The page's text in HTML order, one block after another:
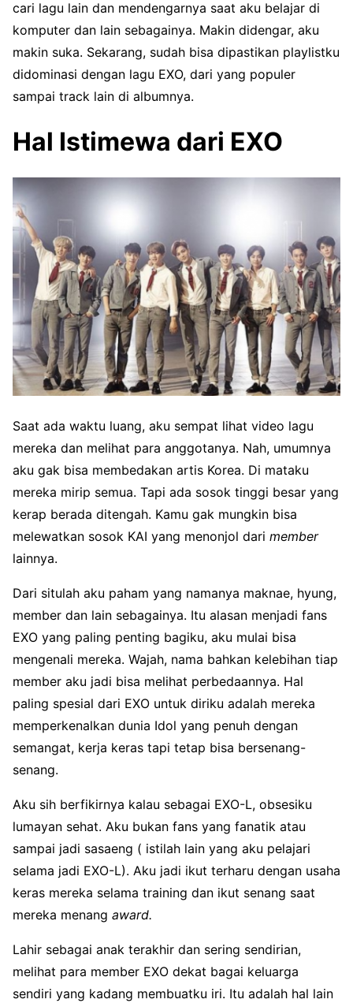
cari lagu lain dan mendengarnya saat aku belajar di
komputer dan lain sebagainya. Makin didengar, aku
makin suka. Sekarang, sudah bisa dipastikan playlistku
didominasi dengan lagu EXO, dari yang populer
sampai track lain di albumnya.
Hal Istimewa dari EXO
Saat ada waktu luang, aku sempat lihat video lagu
mereka dan melihat para anggotanya. Nah, umumnya
aku gak bisa membedakan artis Korea. Di mataku
mereka mirip semua. Tapi ada sosok tinggi besar yang
kerap berada ditengah. Kamu gak mungkin bisa
melewatkan sosok KAI yang menonjol dari member
lainnya.
Dari situlah aku paham yang namanya maknae, hyung,
member dan lain sebagainya. Itu alasan menjadi fans
EXO yang paling penting bagiku, aku mulai bisa
mengenali mereka. Wajah, nama bahkan kelebihan tiap
member aku jadi bisa melihat perbedaannya. Hal
paling spesial dari EXO untuk diriku adalah mereka
memperkenalkan dunia Idol yang penuh dengan
semangat, kerja keras tapi tetap bisa bersenang-
senang.
Aku sih berfikirnya kalau sebagai EXO-L, obsesiku
lumayan sehat. Aku bukan fans yang fanatik atau
sampai jadi sasaeng ( istilah lain yang aku pelajari
selama jadi EXO-L). Aku jadi ikut terharu dengan usaha
keras mereka selama training dan ikut senang saat
mereka menang award.
Lahir sebagai anak terakhir dan sering sendirian,
melihat para member EXO dekat bagai keluarga
sendiri yang kadang membuatku iri. Itu adalah hal lain